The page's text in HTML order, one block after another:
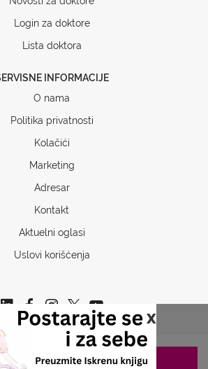
x
Login za doktore
Lista doktora
INFORMACIJE
O nama
Politika privatnosti
Kolačići
Marketing
Adresar
Kontakt
Aktuelni oglasi
Uslovi korišćenja
063/687-460